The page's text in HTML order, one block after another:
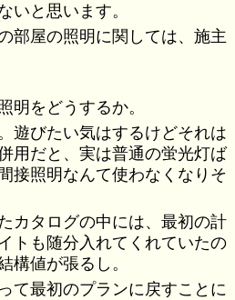
いと思います。
部屋の照明に関しては、施主
明をどうするか。
遊びたい気はするけどそれは
用だと、実は普通の蛍光灯ば
接照明なんて使わなくなりそ
カタログの中には、最初の計
トも随分入れてくれていたの
構値が張るし。
て最初のプランに戻すことに